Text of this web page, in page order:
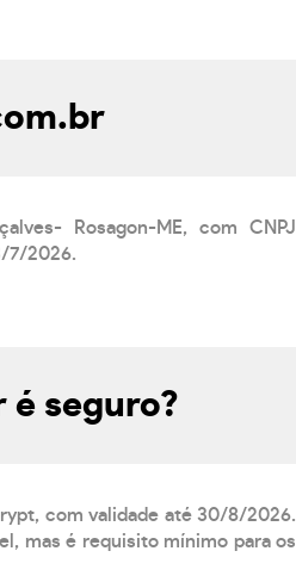
Rosagon-ME, com CNPJ
7/2026.
seguro?
com validade até 30/8/2026.
mas é requisito mínimo para os